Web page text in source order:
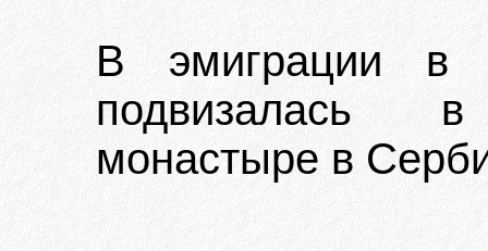
В эмиграции в
подвизалась
монастыре в